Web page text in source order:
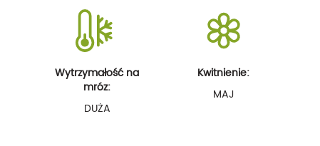
Wytrzymałość na
mróz:
DUŻA
Kwitnienie:
MAJ